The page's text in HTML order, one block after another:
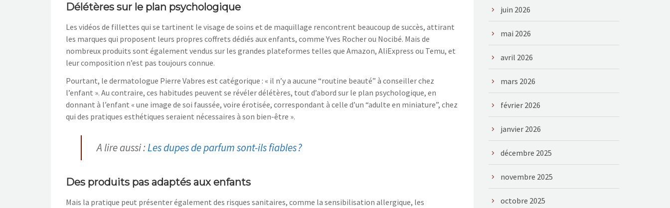
Délétères sur le plan psychologique
Les vidéos de fillettes qui se tartinent le visage de soins et de maquillage rencontrent beaucoup de succès, attirant
les marques qui proposent leurs propres coffrets dédiés aux enfants, comme Yves Rocher ou Nocibé. Mais de
nombreux produits sont également vendus sur les grandes plateformes telles que Amazon, AliExpress ou Temu, et
leur composition n’est pas toujours connue.
Pourtant, le dermatologue Pierre Vabres est catégorique : « il n’y a aucune “routine beauté” à conseiller chez
l’enfant ». Au contraire, ces habitudes peuvent se révéler délétères, tout d’abord sur le plan psychologique, en
donnant à l’enfant « une image de soi faussée, voire érotisée, correspondant à celle d’un “adulte en miniature”, chez
qui des pratiques esthétiques seraient nécessaires à son bien-être ».
A lire aussi :Les dupes de parfum sont-ils fiables ?
Des produits pas adaptés aux enfants
Mais la pratique peut présenter également des risques sanitaires, comme la sensibilisation allergique, les
juin 2026
mai 2026
avril 2026
mars 2026
février 2026
janvier 2026
décembre 2025
novembre 2025
octobre 2025